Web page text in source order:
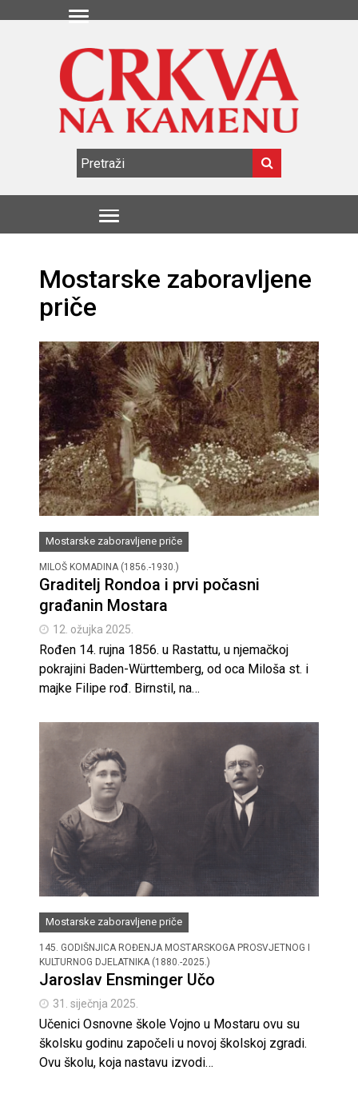
Mostarske zaboravljene
priče
Mostarske zaboravljene priče
MILOŠ KOMADINA (1856.-1930.)
Graditelj Rondoa i prvi počasni
građanin Mostara
12. ožujka 2025.
Rođen 14. rujna 1856. u Rastattu, u njemačkoj
pokrajini Baden-Württemberg, od oca Miloša st. i
majke Filipe rođ. Birnstil, na…
Mostarske zaboravljene priče
145. GODIŠNJICA ROĐENJA MOSTARSKOGA PROSVJETNOG I
KULTURNOG DJELATNIKA (1880.-2025.)
Jaroslav Ensminger Učo
31. siječnja 2025.
Učenici Osnovne škole Vojno u Mostaru ovu su
školsku godinu započeli u novoj školskoj zgradi.
Ovu školu, koja nastavu izvodi…